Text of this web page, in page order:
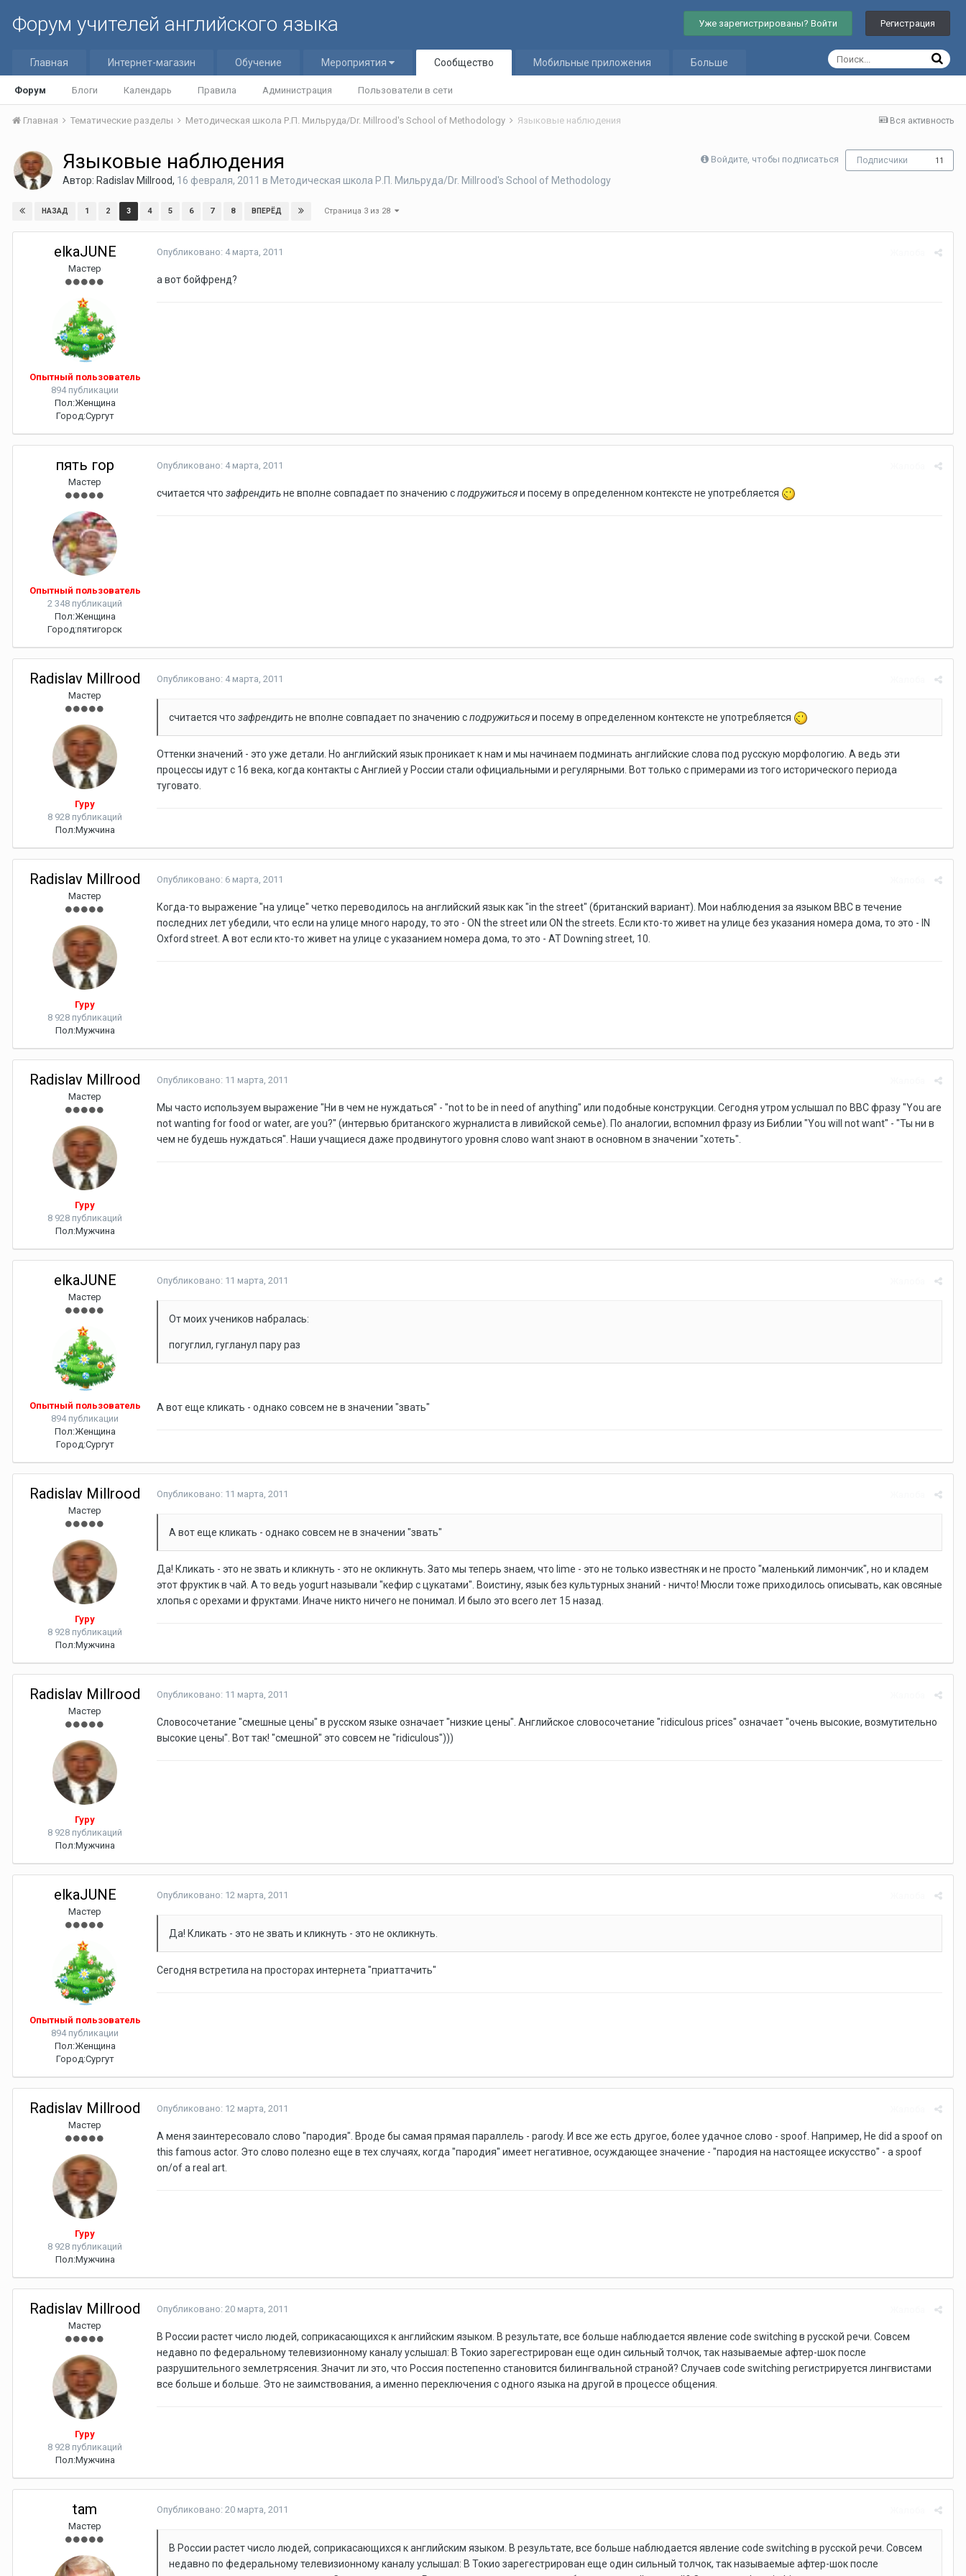
Форум учителей английского языка Уже зарегистрированы? Войти Регистрация
Главная Интернет-магазин Обучение Мероприятия Сообщество
Форум Блоги Календарь Правила Администрация Пользователи в сети
Мобильные приложения Больше
Вся активность
Главная Тематические разделы Методическая школа Р.П. Мильруда/Dr. Millrood's School of Methodology Языковые наблюдения
Войдите, чтобы подписаться Подписчики 11
Языковые наблюдения
Автор: Radislav Millrood, 16 февраля, 2011 в Методическая школа Р.П. Мильруда/Dr. Millrood's School of Methodology
НАЗАД 1 2 3 4 5 6 7 8 ВПЕРЁД Страница 3 из 28
elkaJUNE
Мастер
Опытный пользователь
894 публикации
Пол:Женщина
Город:Сургут
Опубликовано: 4 марта, 2011
a вот бойфренд?
пять гор
Мастер
Опытный пользователь
2 348 публикаций
Пол:Женщина
Город:пятигорск
Опубликовано: 4 марта, 2011
считается что зафрендитьне вполне совпадает по значению сподружитьсяи посему в определенном контексте не употребляется
Radislav Millrood
Мастер
Гуру
8 928 публикаций
Пол:Мужчина
Опубликовано: 4 марта, 2011
считается что зафрендитьне вполне совпадает по значению сподружитьсяи посему в определенном контексте не употребляется
Оттенки значений - это уже детали. Но английский язык проникает к нам и мы начинаем подминать английские слова под русскую морфологию. А ведь эти
процессы идут с 16 века, когда контакты с Англией у России стали официальными и регулярными. Вот только с примерами из того исторического периода
туговато.
Radislav Millrood
Мастер
Гуру
8 928 публикаций
Пол:Мужчина
Опубликовано: 6 марта, 2011
Когда-то выражение "на улице" четко переводилось на английский язык как "in the street" (британский вариант). Мои наблюдения за языком BBC в течение
последних лет убедили, что если на улице много народу, то это - ON the street или ON the streets. Если кто-то живет на улице без указания номера дома, то это - IN
Oxford street. А вот если кто-то живет на улице с указанием номера дома, то это - AT Downing street, 10.
Radislav Millrood
Мастер
Гуру
8 928 публикаций
Пол:Мужчина
Опубликовано: 11 марта, 2011
Мы часто используем выражение "Ни в чем не нуждаться" - "not to be in need of anything" или подобные конструкции. Сегодня утром услышал по BBC фразу "You are
not wanting for food or water, are you?" (интервью британского журналиста в ливийской семье). По аналогии, вспомнил фразу из Библии "You will not want" - "Ты ни в
чем не будешь нуждаться". Наши учащиеся даже продвинутого уровня слово want знают в основном в значении "хотеть".
elkaJUNE
Мастер
Опытный пользователь
894 публикации
Пол:Женщина
Город:Сургут
Опубликовано: 11 марта, 2011
От моих учеников набралась:
погуглил, гугланул пару раз
А вот еще кликать - однако совсем не в значении "звать"
Radislav Millrood
Мастер
Гуру
8 928 публикаций
Пол:Мужчина
Опубликовано: 11 марта, 2011
А вот еще кликать - однако совсем не в значении "звать"
Да! Кликать - это не звать и кликнуть - это не окликнуть. Зато мы теперь знаем, что lime - это не только известняк и не просто "маленький лимончик", но и кладем
этот фруктик в чай. А то ведь yogurt называли "кефир с цукатами". Воистину, язык без культурных знаний - ничто! Мюсли тоже приходилось описывать, как овсяные
хлопья с орехами и фруктами. Иначе никто ничего не понимал. И было это всего лет 15 назад.
Radislav Millrood
Мастер
Гуру
8 928 публикаций
Пол:Мужчина
Опубликовано: 11 марта, 2011
Словосочетание "смешные цены" в русском языке означает "низкие цены". Английское словосочетание "ridiculous prices" означает "очень высокие, возмутительно
высокие цены". Вот так! "смешной" это совсем не "ridiculous")))
elkaJUNE
Мастер
Опытный пользователь
894 публикации
Пол:Женщина
Город:Сургут
Опубликовано: 12 марта, 2011
Да! Кликать - это не звать и кликнуть - это не окликнуть.
Сегодня встретила на просторах интернета "приаттачить"
Radislav Millrood
Мастер
Гуру
8 928 публикаций
Пол:Мужчина
Опубликовано: 12 марта, 2011
А меня заинтересовало слово "пародия". Вроде бы самая прямая параллель - parody. И все же есть другое, более удачное слово - spoof. Например, He did a spoof on
this famous actor. Это слово полезно еще в тех случаях, когда "пародия" имеет негативное, осуждающее значение - "пародия на настоящее искусство" - a spoof
on/of a real art.
Radislav Millrood
Мастер
Гуру
8 928 публикаций
Пол:Мужчина
Опубликовано: 20 марта, 2011
В России растет число людей, соприкасающихся к английским языком. В результате, все больше наблюдается явление code switching в русской речи. Совсем
недавно по федеральному телевизионному каналу услышал: В Токио зарегестрирован еще один сильный толчок, так называемые афтер-шок после
разрушительного землетрясения. Значит ли это, что Россия постепенно становится билингвальной страной? Случаев code switching регистрируется лингвистами
все больше и больше. Это не заимствования, а именно переключения с одного языка на другой в процессе общения.
tam
Мастер
Опубликовано: 20 марта, 2011
В России растет число людей, соприкасающихся к английским языком. В результате, все больше наблюдается явление code switching в русской речи. Совсем
недавно по федеральному телевизионному каналу услышал: В Токио зарегестрирован еще один сильный толчок, так называемые афтер-шок после